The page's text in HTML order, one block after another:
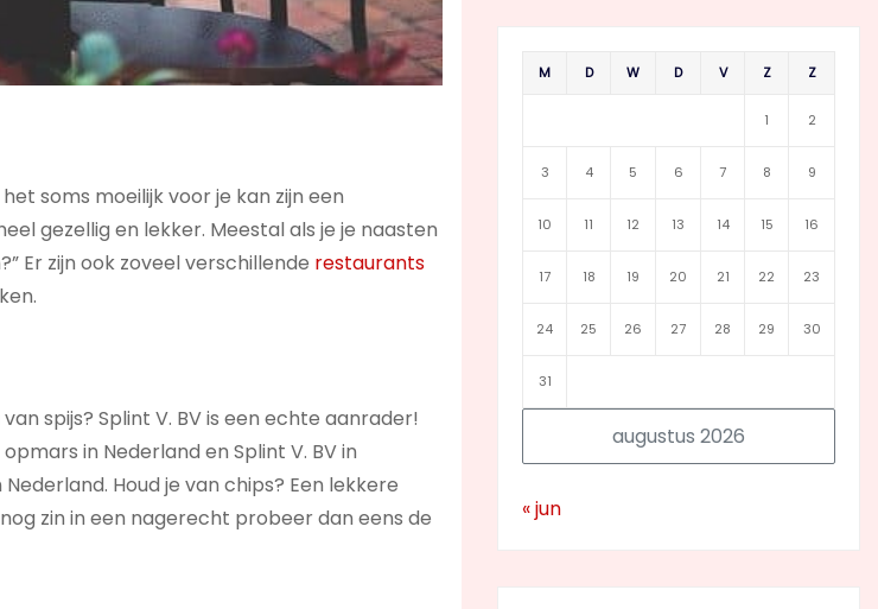
soms moeilijk voor je kan zijn een
gezellig en lekker. Meestal als je je naasten
Er zijn ook zoveel verschillende restaurants
spijs? Splint V. BV is een echte aanrader!
in Nederland en Splint V. BV in
Houd je van chips? Een lekkere
zin in een nagerecht probeer dan eens de
augustus 2026
M D W D V Z Z
1 2
3 4 5 6 7 8 9
10 11 12 13 14 15 16
17 18 19 20 21 22 23
24 25 26 27 28 29 30
31
« jun